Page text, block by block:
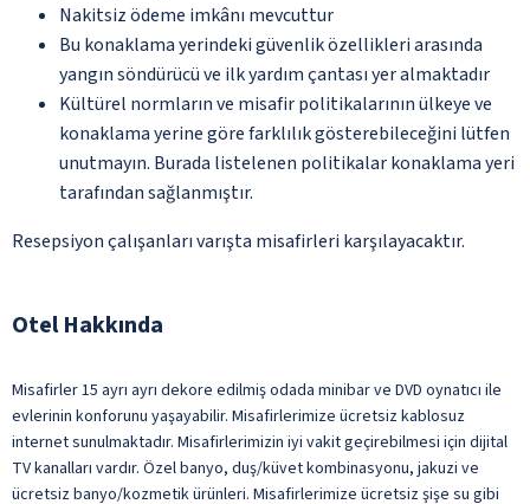
Nakitsiz ödeme imkânı mevcuttur
Bu konaklama yerindeki güvenlik özellikleri arasında
yangın söndürücü ve ilk yardım çantası yer almaktadır
Kültürel normların ve misafir politikalarının ülkeye ve
konaklama yerine göre farklılık gösterebileceğini lütfen
unutmayın. Burada listelenen politikalar konaklama yeri
tarafından sağlanmıştır.
Resepsiyon çalışanları varışta misafirleri karşılayacaktır.
Otel Hakkında
Misafirler 15 ayrı ayrı dekore edilmiş odada minibar ve DVD oynatıcı ile
evlerinin konforunu yaşayabilir. Misafirlerimize ücretsiz kablosuz
internet sunulmaktadır. Misafirlerimizin iyi vakit geçirebilmesi için dijital
TV kanalları vardır. Özel banyo, duş/küvet kombinasyonu, jakuzi ve
ücretsiz banyo/kozmetik ürünleri. Misafirlerimize ücretsiz şişe su gibi